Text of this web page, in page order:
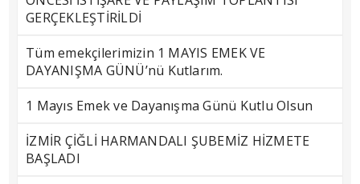
GERÇEKLEŞTİRİLDİ
Tüm emekçilerimizin 1 MAYIS EMEK VE
DAYANIŞMA GÜNÜ’nü Kutlarım.
1 Mayıs Emek ve Dayanışma Günü Kutlu Olsun
İZMİR ÇİĞLİ HARMANDALI ŞUBEMİZ HİZMETE
BAŞLADI